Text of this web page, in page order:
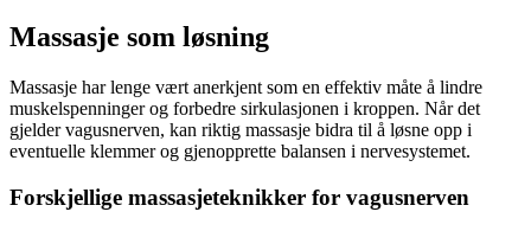
Massasje som løsning
Massasje har lenge vært anerkjent som en effektiv måte å lindre
muskelspenninger og forbedre sirkulasjonen i kroppen. Når det
gjelder vagusnerven, kan riktig massasje bidra til å løsne opp i
eventuelle klemmer og gjenopprette balansen i nervesystemet.
Forskjellige massasjeteknikker for vagusnerven